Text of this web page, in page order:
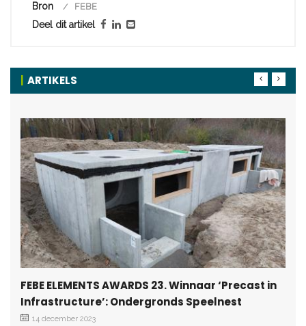
Bron FEBE
Deel dit artikel
ARTIKELS
FEBE ELEMENTS AWARDS 23. Winnaar ‘Precast in
Infrastructure’: Ondergronds Speelnest
14 december 2023